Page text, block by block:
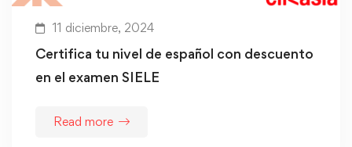
11 diciembre, 2024
Certifica tu nivel de español con descuento
en el examen SIELE
Read more